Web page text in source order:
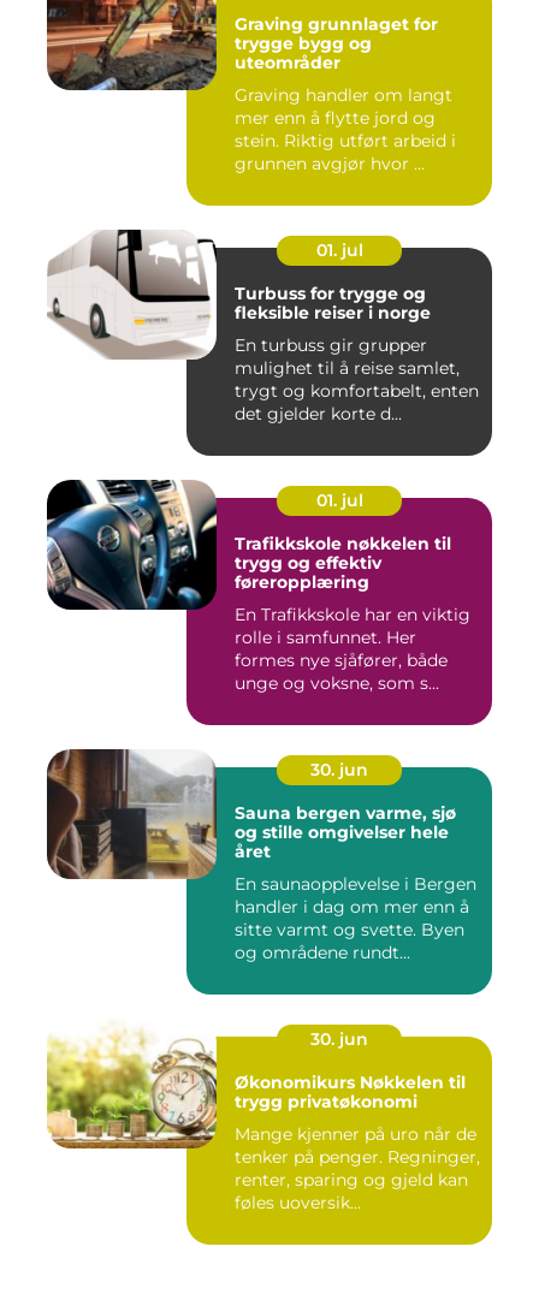
Graving grunnlaget for
trygge bygg og
uteområder
Graving handler om langt
mer enn å flytte jord og
stein. Riktig utført arbeid i
grunnen avgjør hvor ...
01. jul
Turbuss for trygge og
fleksible reiser i norge
En turbuss gir grupper
mulighet til å reise samlet,
trygt og komfortabelt, enten
det gjelder korte d...
01. jul
Trafikkskole nøkkelen til
trygg og effektiv
føreropplæring
En Trafikkskole har en viktig
rolle i samfunnet. Her
formes nye sjåfører, både
unge og voksne, som s...
30. jun
Sauna bergen varme, sjø
og stille omgivelser hele
året
En saunaopplevelse i Bergen
handler i dag om mer enn å
sitte varmt og svette. Byen
og områdene rundt...
30. jun
Økonomikurs Nøkkelen til
trygg privatøkonomi
Mange kjenner på uro når de
tenker på penger. Regninger,
renter, sparing og gjeld kan
føles uoversik...